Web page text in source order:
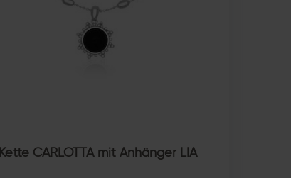
Kette CARLOTTA mit Anhänger LIA